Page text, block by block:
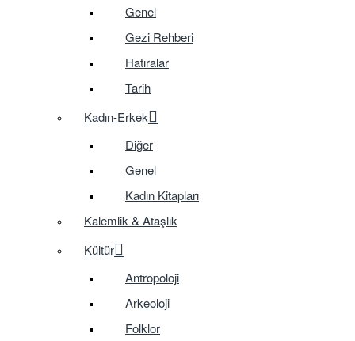
Genel
Gezi Rehberi
Hatıralar
Tarih
Kadın-Erkek
Diğer
Genel
Kadın Kitapları
Kalemlik & Ataşlık
Kültür
Antropoloji
Arkeoloji
Folklor